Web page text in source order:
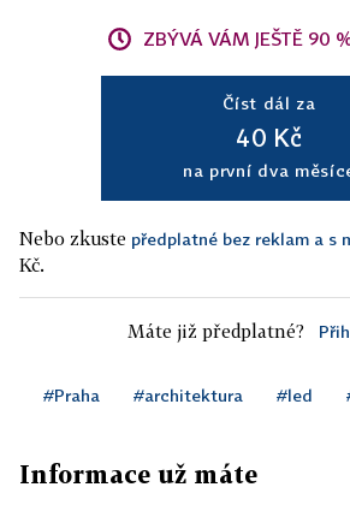
ZBÝVÁ VÁM JEŠTĚ 90
Číst dál za
40 Kč
na první dva
Nebo zkuste předplatné bez reklam a s
Kč.
Máte již předplatné?
#Praha #architektura #led
Informace už máte